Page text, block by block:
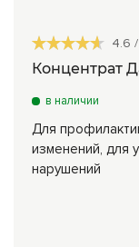
4.6 /
Концентрат
в наличии
Для
изменений, для
нарушений